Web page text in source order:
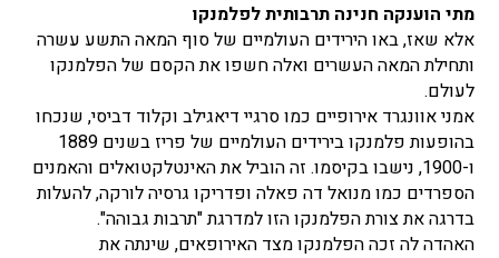
מתי הוענקה חנינה תרבותית לפלמנקו
אלא שאז, באו הירידים העולמיים של סוף המאה התשע עשרה
ותחילת המאה העשרים ואלה חשפו את הקסם של הפלמנקו
לעולם.
אמני אוונגרד אירופיים כמו סרגיי דיאגילב וקלוד דביסי, שנכחו
בהופעות פלמנקו בירידים העולמיים של פריז בשנים 1889
ו-1900, נישבו בקיסמו. זה הוביל את האינטלקטואלים והאמנים
הספרדים כמו מנואל דה פאלה ופדריקו גרסיה לורקה, להעלות
בדרגה את צורת הפלמנקו הזו למדרגת "תרבות גבוהה".
האהדה לה זכה הפלמנקו מצד האירופאים, שינתה את